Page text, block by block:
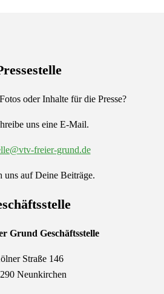
oder Inhalte für die Presse?
uns eine E-Mail.
freier-grund.de
uns auf Deine Beiträge.
Grund Geschäftsstelle
Straße 146
Neunkirchen